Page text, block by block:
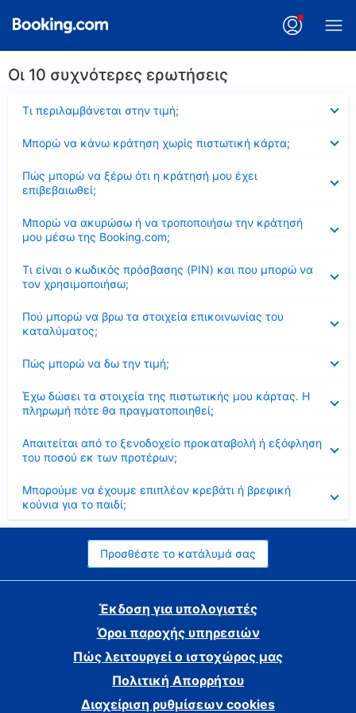
Οι 10 συχνότερες ερωτήσεις
Τι περιλαμβάνεται στην τιμή;
Μπορώ να κάνω κράτηση χωρίς πιστωτική κάρτα;
Πώς μπορώ να ξέρω ότι η κράτησή μου έχει
επιβεβαιωθεί;
Μπορώ να ακυρώσω ή να τροποποιήσω την κράτησή
μου μέσω της Booking.com;
Τι είναι ο κωδικός πρόσβασης (PIN) και που μπορώ να
τον χρησιμοποιήσω;
Πού μπορώ να βρω τα στοιχεία επικοινωνίας του
καταλύματος;
Πώς μπορώ να δω την τιμή;
Έχω δώσει τα στοιχεία της πιστωτικής μου κάρτας. Η
πληρωμή πότε θα πραγματοποιηθεί;
Απαιτείται από το ξενοδοχείο προκαταβολή ή εξόφληση
του ποσού εκ των προτέρων;
Μπορούμε να έχουμε επιπλέον κρεβάτι ή βρεφική
κούνια για το παιδί;
Προσθέστε το κατάλυμά σας
Έκδοση για υπολογιστές
Όροι παροχής υπηρεσιών
Πώς λειτουργεί ο ιστοχώρος μας
Πολιτική Απορρήτου
Διαχείριση ρυθμίσεων cookies